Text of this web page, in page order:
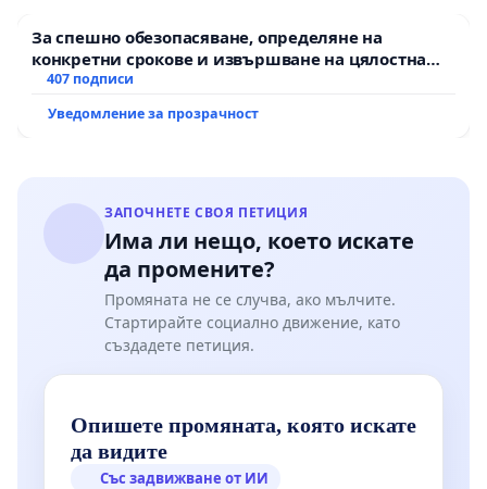
За спешно обезопасяване, определяне на
конкретни срокове и извършване на цялостна
рехабилитация на републиканския път между
Мирово - к.к. Момин проход
407 подписи
Уведомление за прозрачност
ЗАПОЧНЕТЕ СВОЯ ПЕТИЦИЯ
Има ли нещо, което искате
да промените?
Промяната не се случва, ако мълчите.
Стартирайте социално движение, като
създадете петиция.
Опишете промяната, която искате
да видите
Със задвижване от ИИ